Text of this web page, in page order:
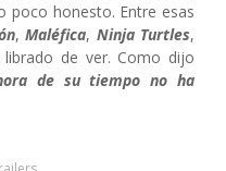
poco honesto. Entre esas
,Maléfica, Ninja Turtles,
de ver. Como dijo
de su tiempo no ha